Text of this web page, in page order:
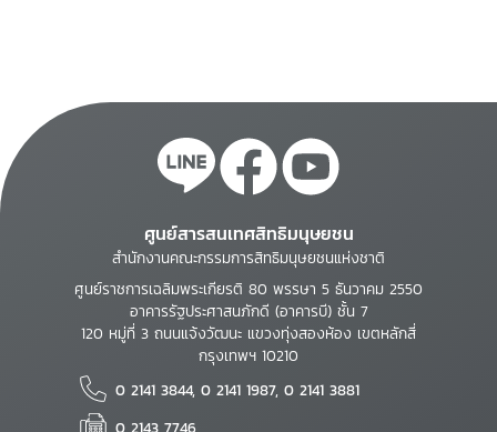
ศูนย์สารสนเทศสิทธิมนุษยชน
สำนักงานคณะกรรมการสิทธิมนุษยชนแห่งชาติ
ศูนย์ราชการเฉลิมพระเกียรติ 80 พรรษา 5 ธันวาคม 2550
อาคารรัฐประศาสนภักดี (อาคารบี) ชั้น 7
120 หมู่ที่ 3 ถนนแจ้งวัฒนะ แขวงทุ่งสองห้อง เขตหลักสี่
กรุงเทพฯ 10210
0 2141 3844, 0 2141 1987, 0 2141 3881
0 2143 7746